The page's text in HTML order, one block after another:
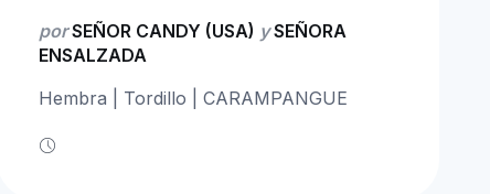
porSEÑOR CANDY (USA) ySEÑORA
ENSALZADA
Hembra | Tordillo | CARAMPANGUE